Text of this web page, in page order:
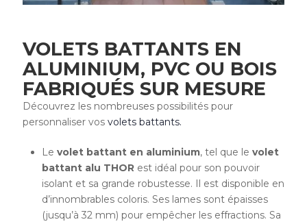
VOLETS BATTANTS EN
ALUMINIUM, PVC OU BOIS
FABRIQUÉS SUR MESURE
Découvrez les nombreuses possibilités pour
personnaliser vos volets battants.
Le volet battant en aluminium, tel que le volet
battant alu THOR est idéal pour son pouvoir
isolant et sa grande robustesse. Il est disponible en
d’innombrables coloris. Ses lames sont épaisses
(jusqu’à 32 mm) pour empêcher les effractions. Sa